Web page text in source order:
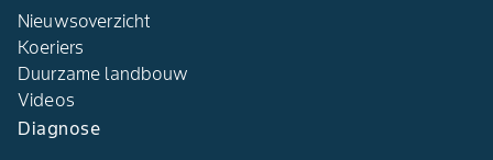
Nieuwsoverzicht
Koeriers
Duurzame landbouw
Videos
Diagnose